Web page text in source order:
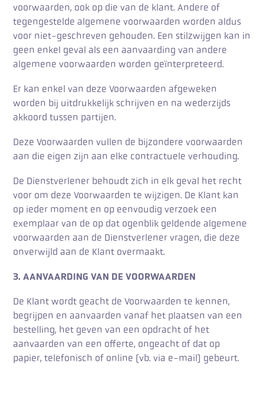
voorwaarden, ook op die van de klant. Andere of
tegengestelde algemene voorwaarden worden aldus
voor niet-geschreven gehouden. Een stilzwijgen kan in
geen enkel geval als een aanvaarding van andere
algemene voorwaarden worden geïnterpreteerd.
Er kan enkel van deze Voorwaarden afgeweken
worden bij uitdrukkelijk schrijven en na wederzijds
akkoord tussen partijen.
Deze Voorwaarden vullen de bijzondere voorwaarden
aan die eigen zijn aan elke contractuele verhouding.
De Dienstverlener behoudt zich in elk geval het recht
voor om deze Voorwaarden te wijzigen. De Klant kan
op ieder moment en op eenvoudig verzoek een
exemplaar van de op dat ogenblik geldende algemene
voorwaarden aan de Dienstverlener vragen, die deze
onverwijld aan de Klant overmaakt.
3. AANVAARDING VAN DE VOORWAARDEN
De Klant wordt geacht de Voorwaarden te kennen,
begrijpen en aanvaarden vanaf het plaatsen van een
bestelling, het geven van een opdracht of het
aanvaarden van een offerte, ongeacht of dat op
papier, telefonisch of online (vb. via e-mail) gebeurt.